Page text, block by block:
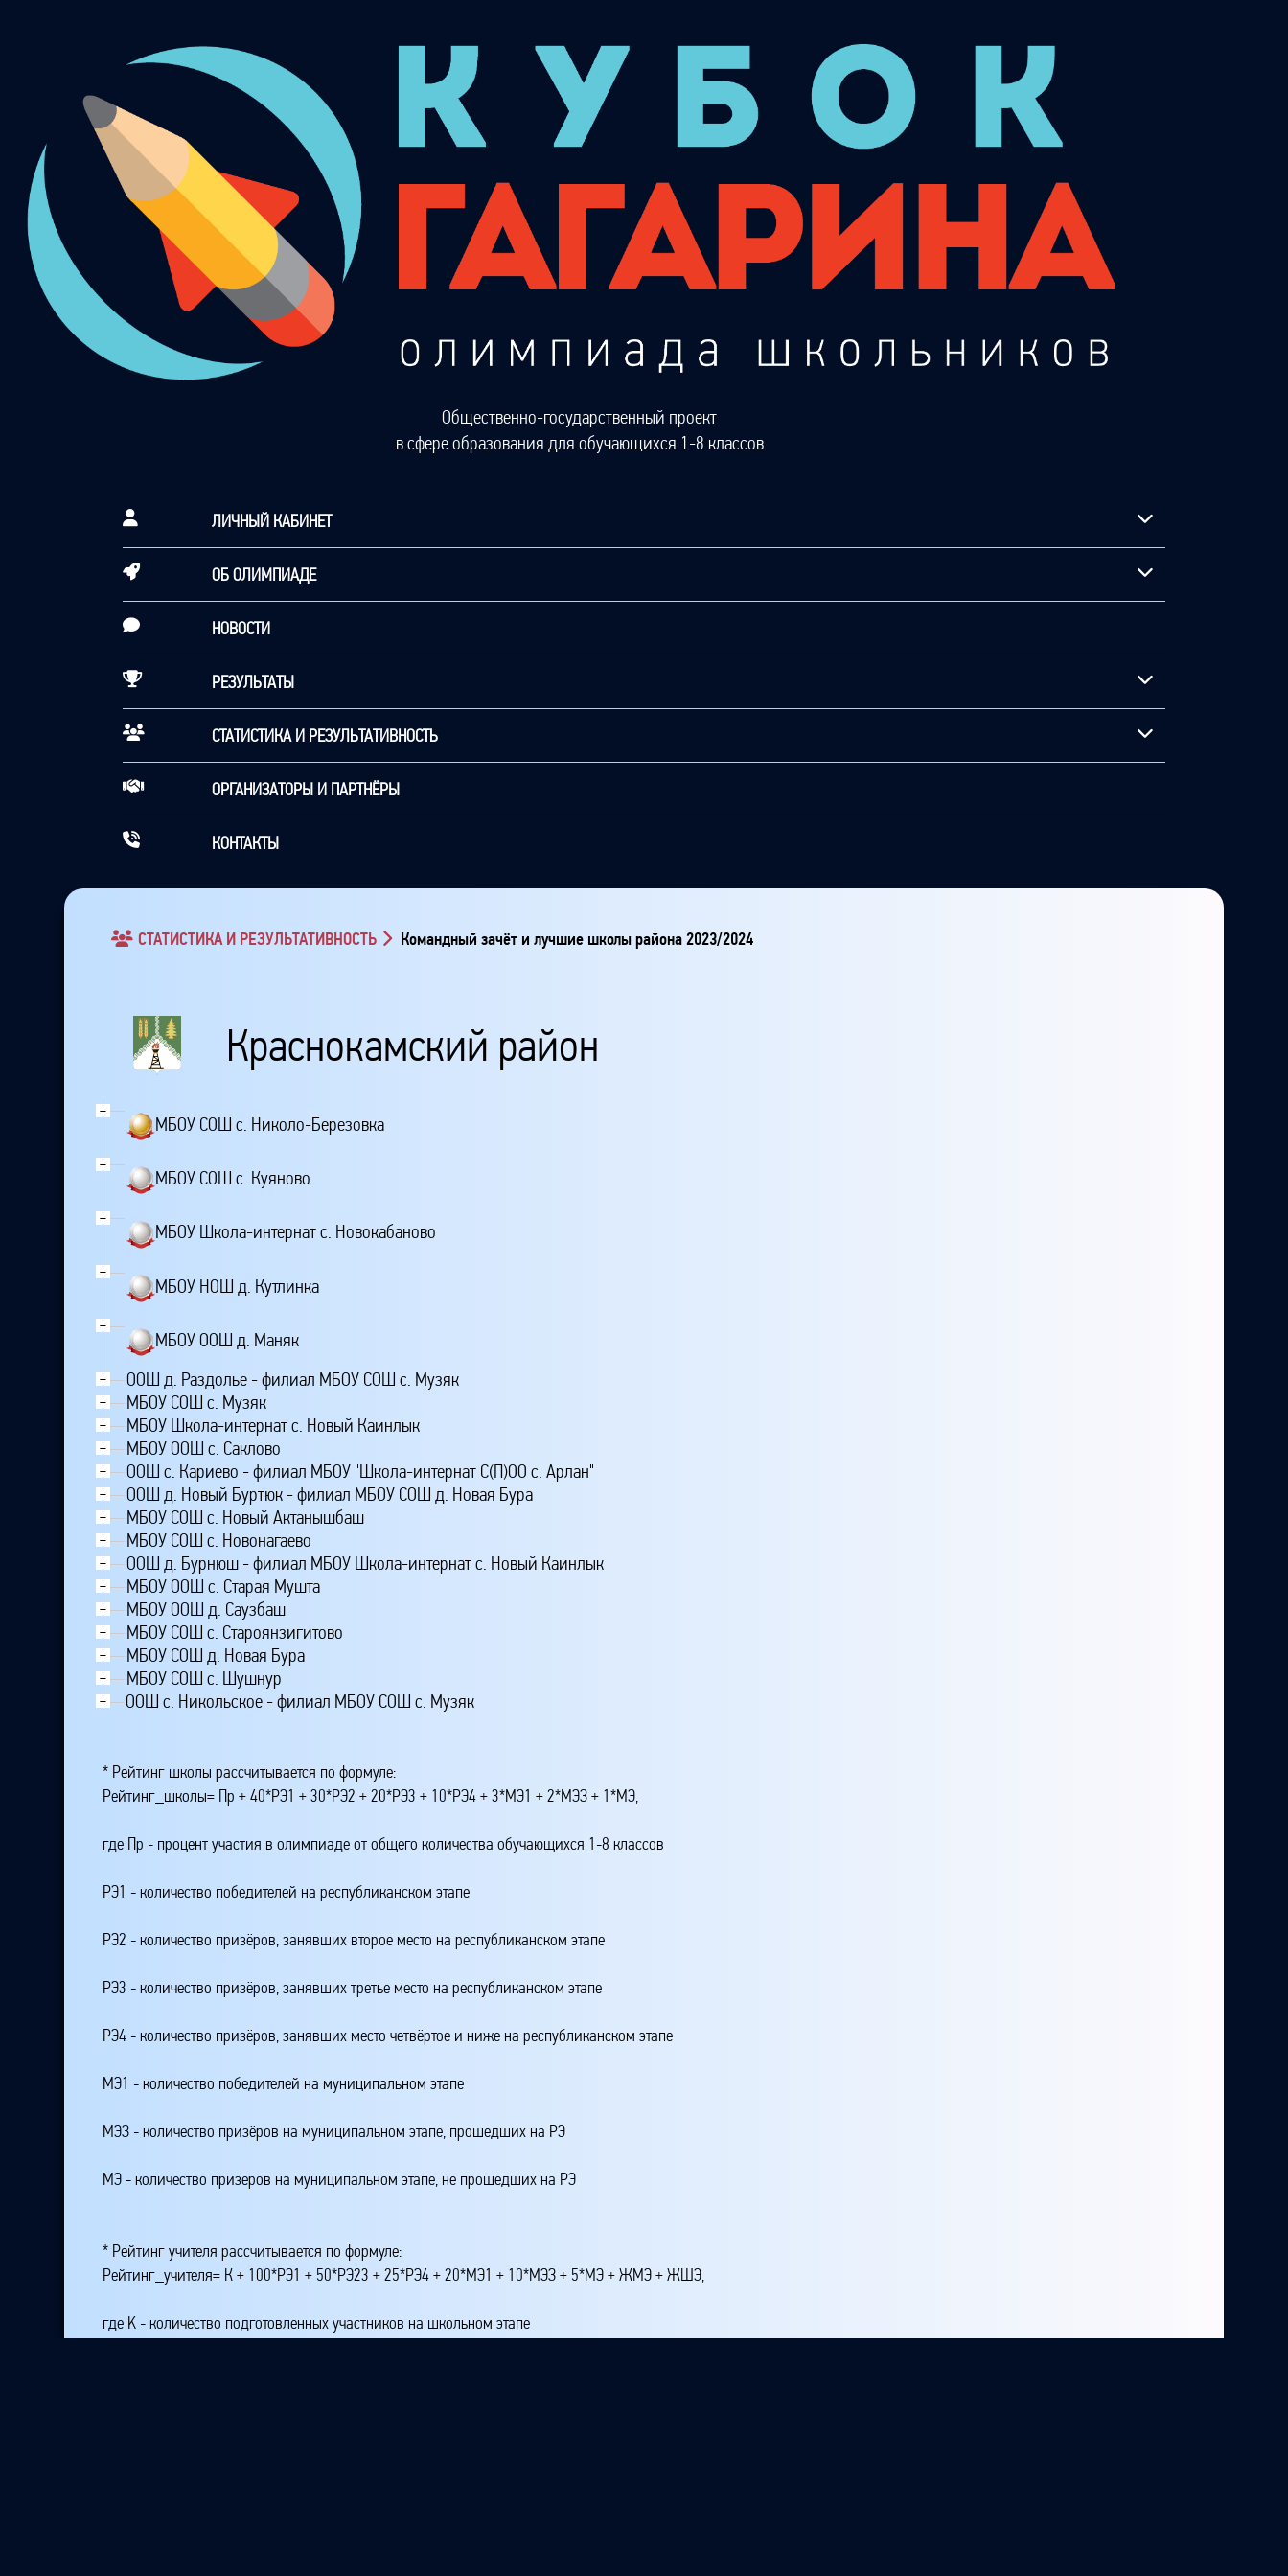
Общественно-государственный проект
в сфере образования для обучающихся 1-8 классов
ЛИЧНЫЙ КАБИНЕТ
ОБ ОЛИМПИАДЕ
НОВОСТИ
РЕЗУЛЬТАТЫ
СТАТИСТИКА И РЕЗУЛЬТАТИВНОСТЬ
ОРГАНИЗАТОРЫ И ПАРТНЁРЫ
КОНТАКТЫ
СТАТИСТИКА И РЕЗУЛЬТАТИВНОСТЬ Командный зачёт и лучшие школы района 2023/2024
Краснокамский район
+
МБОУ СОШ с. Николо-Березовка
+
МБОУ СОШ с. Куяново
+
МБОУ Школа-интернат с. Новокабаново
+
МБОУ НОШ д. Кутлинка
+
МБОУ ООШ д. Маняк
+ ООШ д. Раздолье - филиал МБОУ СОШ с. Музяк
+ МБОУ СОШ с. Музяк
+ МБОУ Школа-интернат с. Новый Каинлык
+ МБОУ ООШ с. Саклово
+ ООШ с. Кариево - филиал МБОУ "Школа-интернат С(П)ОО с. Арлан"
+ ООШ д. Новый Буртюк - филиал МБОУ СОШ д. Новая Бура
+ МБОУ СОШ с. Новый Актанышбаш
+ МБОУ СОШ с. Новонагаево
+ ООШ д. Бурнюш - филиал МБОУ Школа-интернат с. Новый Каинлык
+ МБОУ ООШ с. Старая Мушта
+ МБОУ ООШ д. Саузбаш
+ МБОУ СОШ с. Староянзигитово
+ МБОУ СОШ д. Новая Бура
+ МБОУ СОШ с. Шушнур
+ ООШ с. Никольское - филиал МБОУ СОШ с. Музяк
* Рейтинг школы рассчитывается по формуле:
Рейтинг_школы= Пр + 40*РЭ1 + 30*РЭ2 + 20*РЭ3 + 10*РЭ4 + 3*МЭ1 + 2*МЭЗ + 1*МЭ,
где Пр - процент участия в олимпиаде от общего количества обучающихся 1-8 классов
РЭ1 - количество победителей на республиканском этапе
РЭ2 - количество призёров, занявших второе место на республиканском этапе
РЭ3 - количество призёров, занявших третье место на республиканском этапе
РЭ4 - количество призёров, занявших место четвёртое и ниже на республиканском этапе
МЭ1 - количество победителей на муниципальном этапе
МЭЗ - количество призёров на муниципальном этапе, прошедших на РЭ
МЭ - количество призёров на муниципальном этапе, не прошедших на РЭ
* Рейтинг учителя рассчитывается по формуле:
Рейтинг_учителя= К + 100*РЭ1 + 50*РЭ23 + 25*РЭ4 + 20*МЭ1 + 10*МЭЗ + 5*МЭ + ЖМЭ + ЖШЭ,
где K - количество подготовленных участников на школьном этапе